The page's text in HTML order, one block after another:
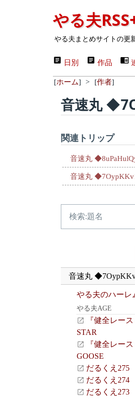
やる夫
やる夫まとめサイトの更
日別 作品
[ホーム] > [作者]
音速丸
関連トリップ
音速丸
音速丸
音速丸
やる夫のハーレ
やる夫AGE
『健全レー
STAR
『健全レー
GOOSE
だるくえ275
だるくえ274
だるくえ273